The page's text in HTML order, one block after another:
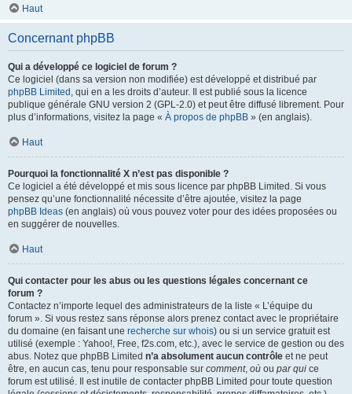
Haut
Concernant phpBB
Qui a développé ce logiciel de forum ?
Ce logiciel (dans sa version non modifiée) est développé et distribué par
phpBB Limited , qui en a les droits d’auteur. Il est publié sous la licence
publique générale GNU version 2 (GPL-2.0) et peut être diffusé librement. Pour
plus d’informations, visitez la page « À propos de phpBB » (en anglais).
Haut
Pourquoi la fonctionnalité X n’est pas disponible ?
Ce logiciel a été développé et mis sous licence par phpBB Limited. Si vous
pensez qu’une fonctionnalité nécessite d’être ajoutée, visitez la page
phpBB Ideas (en anglais) où vous pouvez voter pour des idées proposées ou
en suggérer de nouvelles.
Haut
Qui contacter pour les abus ou les questions légales concernant ce
forum ?
Contactez n’importe lequel des administrateurs de la liste « L’équipe du
forum ». Si vous restez sans réponse alors prenez contact avec le propriétaire
du domaine (en faisant une recherche sur whois) ou si un service gratuit est
utilisé (exemple : Yahoo!, Free, f2s.com, etc.), avec le service de gestion ou des
abus. Notez que phpBB Limited n’a absolument aucun contrôle et ne peut
être, en aucun cas, tenu pour responsable sur comment, où ou par qui ce
forum est utilisé. Il est inutile de contacter phpBB Limited pour toute question